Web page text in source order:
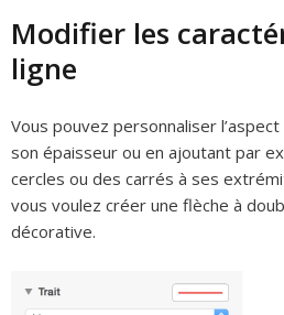
Modifier les
ligne
Vous pouvez personnaliser l’aspect
son épaisseur ou en ajoutant par
cercles ou des carrés à ses
vous voulez créer une flèche à
décorative.